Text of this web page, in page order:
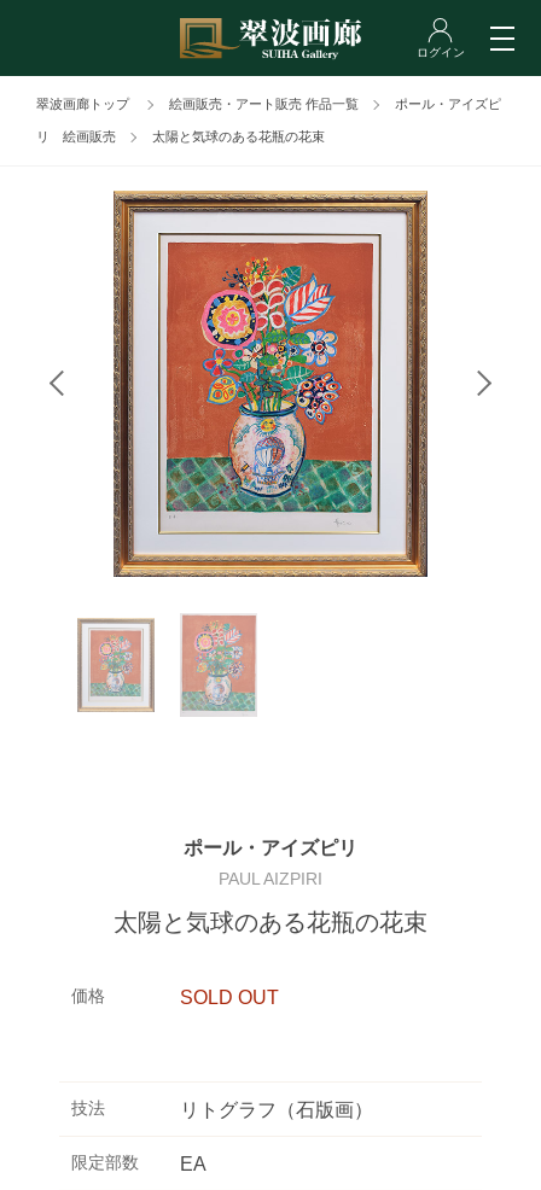
翠波画廊トップ 絵画販売・アート販売 作品一覧 ポール・アイズピ
リ 絵画販売 太陽と気球のある花瓶の花束
ポール・アイズピリ
PAUL AIZPIRI
太陽と気球のある花瓶の花束
価格 SOLD OUT
技法 リトグラフ（石版画）
限定部数 EA